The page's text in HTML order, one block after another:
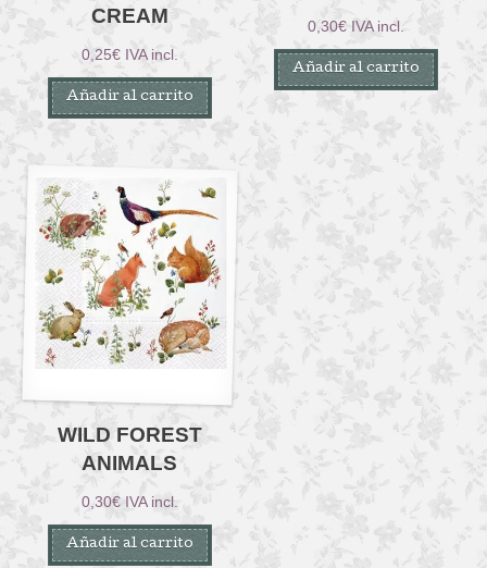
CREAM
0,25€ IVA incl.
Añadir al carrito
0,30€ IVA incl.
Añadir al carrito
WILD FOREST
ANIMALS
0,30€ IVA incl.
Añadir al carrito